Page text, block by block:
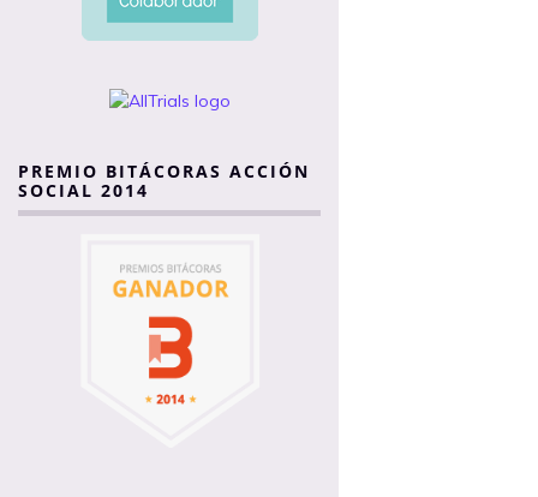
PREMIO BITÁCORAS ACCIÓN
SOCIAL 2014